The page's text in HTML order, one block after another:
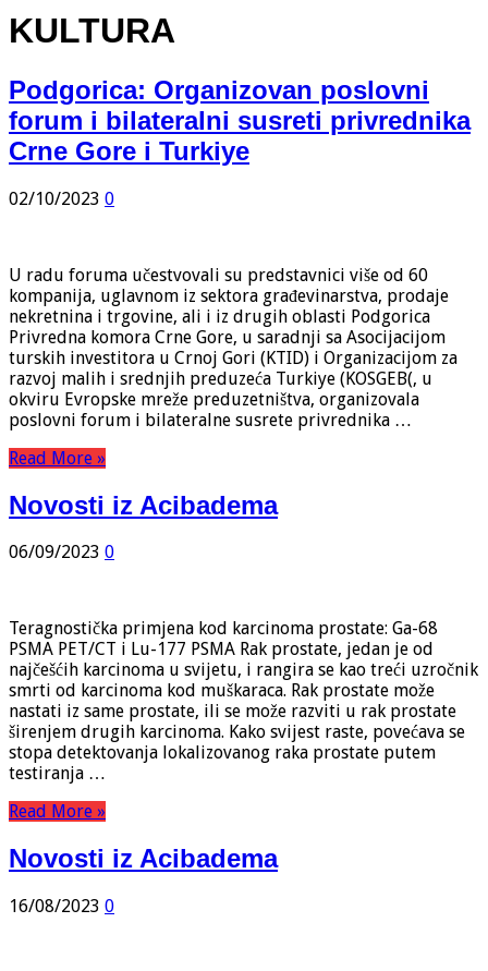
KULTURA
Podgorica: Organizovan poslovni
forum i bilateralni susreti privrednika
Crne Gore i Turkiye
02/10/2023 0
U radu foruma učestvovali su predstavnici više od 60
kompanija, uglavnom iz sektora građevinarstva, prodaje
nekretnina i trgovine, ali i iz drugih oblasti Podgorica
Privredna komora Crne Gore, u saradnji sa Asocijacijom
turskih investitora u Crnoj Gori (KTID) i Organizacijom za
razvoj malih i srednjih preduzeća Turkiye (KOSGEB(, u
okviru Evropske mreže preduzetništva, organizovala
poslovni forum i bilateralne susrete privrednika …
Read More »
Novosti iz Acibadema
06/09/2023 0
Teragnostička primjena kod karcinoma prostate: Ga-68
PSMA PET/CT i Lu-177 PSMA Rak prostate, jedan je od
najčešćih karcinoma u svijetu, i rangira se kao treći uzročnik
smrti od karcinoma kod muškaraca. Rak prostate može
nastati iz same prostate, ili se može razviti u rak prostate
širenjem drugih karcinoma. Kako svijest raste, povećava se
stopa detektovanja lokalizovanog raka prostate putem
testiranja …
Read More »
Novosti iz Acibadema
16/08/2023 0